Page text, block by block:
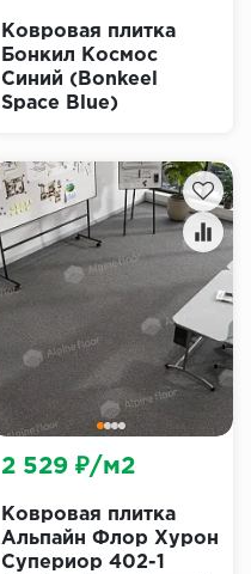
Ковровая плитка
Бонкил Космос
Синий (Bonkeel
Space Blue)
Ковровая плитка
Альпайн Флор Хурон
Супериор 402-1
2 529 ₽/м2